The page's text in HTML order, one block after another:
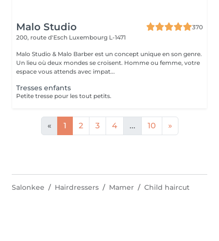
Malo Studio
370
200, route d'Esch Luxembourg L-1471
Malo Studio & Malo Barber est un concept unique en son genre.
Un lieu où deux mondes se croisent. Homme ou femme, votre
espace vous attends avec impat...
Tresses enfants
Petite tresse pour les tout petits.
« 1 2 3 4 ... 10 »
Salonkee Hairdressers Mamer Child haircut